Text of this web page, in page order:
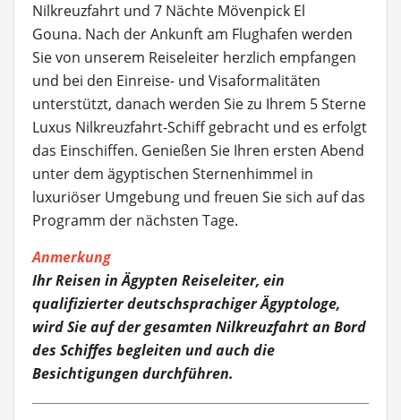
Nilkreuzfahrt und 7 Nächte Mövenpick El
Gouna. Nach der Ankunft am Flughafen werden
Sie von unserem Reiseleiter herzlich empfangen
und bei den Einreise- und Visaformalitäten
unterstützt, danach werden Sie zu Ihrem 5 Sterne
Luxus Nilkreuzfahrt-Schiff gebracht und es erfolgt
das Einschiffen. Genießen Sie Ihren ersten Abend
unter dem ägyptischen Sternenhimmel in
luxuriöser Umgebung und freuen Sie sich auf das
Programm der nächsten Tage.
Anmerkung
Ihr Reisen in Ägypten Reiseleiter, ein
qualifizierter deutschsprachiger Ägyptologe,
wird Sie auf der gesamten Nilkreuzfahrt an Bord
des Schiffes begleiten und auch die
Besichtigungen durchführen.